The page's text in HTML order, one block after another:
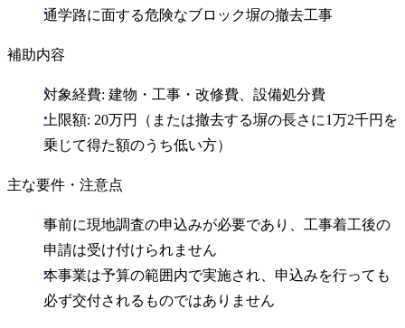
通学路に面する危険なブロック塀の撤去工事
補助内容
対象経費: 建物・工事・改修費、設備処分費
上限額: 20万円（または撤去する塀の長さに1万2千円を
乗じて得た額のうち低い方）
主な要件・注意点
事前に現地調査の申込みが必要であり、工事着工後の
申請は受け付けられません
本事業は予算の範囲内で実施され、申込みを行っても
必ず交付されるものではありません